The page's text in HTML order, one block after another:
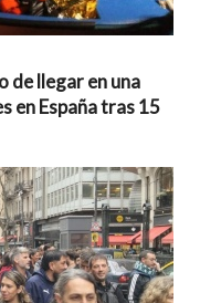
de llegar en una
en España tras 15